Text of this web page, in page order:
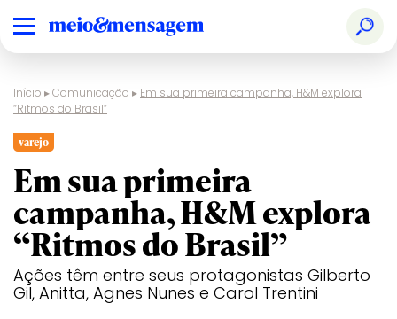
Início ▸Comunicação ▸ Em sua primeira campanha, H&M explora
“Ritmos do Brasil”
varejo
Em sua primeira
campanha, H&M explora
“Ritmos do Brasil”
Ações têm entre seus protagonistas Gilberto
Gil, Anitta, Agnes Nunes e Carol Trentini